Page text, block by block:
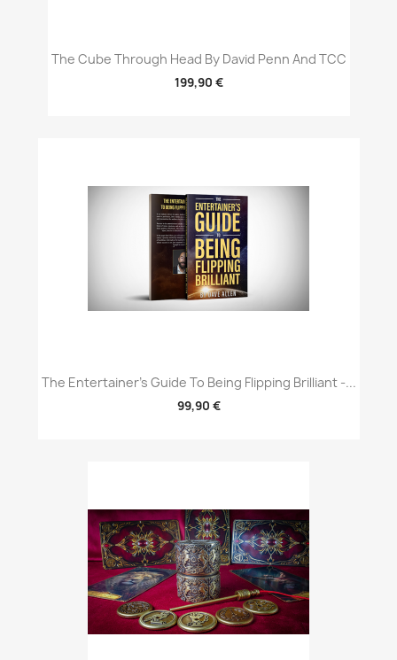
The Cube Through Head By David Penn And TCC
199,90 €
The Entertainer's Guide To Being Flipping Brilliant -...
99,90 €